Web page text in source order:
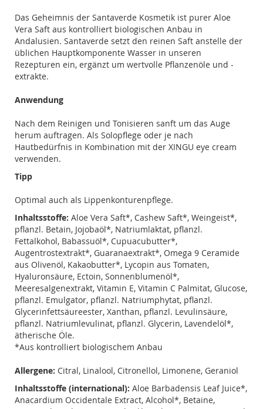
Das Geheimnis der Santaverde Kosmetik ist purer Aloe
Vera Saft aus kontrolliert biologischen Anbau in
Andalusien. Santaverde setzt den reinen Saft anstelle der
üblichen Hauptkomponente Wasser in unseren
Rezepturen ein, ergänzt um wertvolle Pflanzenöle und -
extrakte.
Anwendung
Nach dem Reinigen und Tonisieren sanft um das Auge
herum auftragen. Als Solopflege oder je nach
Hautbedürfnis in Kombination mit der XINGU eye cream
verwenden.
Tipp
Optimal auch als Lippenkonturenpflege.
Inhaltsstoffe: Aloe Vera Saft*, Cashew Saft*, Weingeist*,
pflanzl. Betain, Jojobaöl*, Natriumlaktat, pflanzl.
Fettalkohol, Babassuöl*, Cupuacubutter*,
Augentrostextrakt*, Guaranaextrakt*, Omega 9 Ceramide
aus Olivenöl, Kakaobutter*, Lycopin aus Tomaten,
Hyaluronsäure, Ectoin, Sonnenblumenöl*,
Meeresalgenextrakt, Vitamin E, Vitamin C Palmitat, Glucose,
pflanzl. Emulgator, pflanzl. Natriumphytat, pflanzl.
Glycerinfettsäureester, Xanthan, pflanzl. Levulinsäure,
pflanzl. Natriumlevulinat, pflanzl. Glycerin, Lavendelöl*,
ätherische Öle.
*Aus kontrolliert biologischem Anbau
Allergene: Citral, Linalool, Citronellol, Limonene, Geraniol
Inhaltsstoffe (international): Aloe Barbadensis Leaf Juice*,
Anacardium Occidentale Extract, Alcohol*, Betaine,